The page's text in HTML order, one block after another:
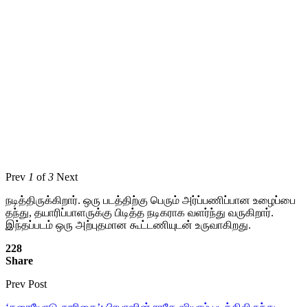
Prev 1 of3 Next
நடித்திருக்கிறார். ஒரு படத்திற்கு பெரும் அர்ப்பணிப்பான உழைப்பை
தந்து, தயாரிப்பாளருக்கு பிடித்த நடிகராக வளர்ந்து வருகிறார்.
இந்தப்படம் ஒரு அற்புதமான கூட்டணியுடன் உருவாகிறது.
228
Share
Prev Post